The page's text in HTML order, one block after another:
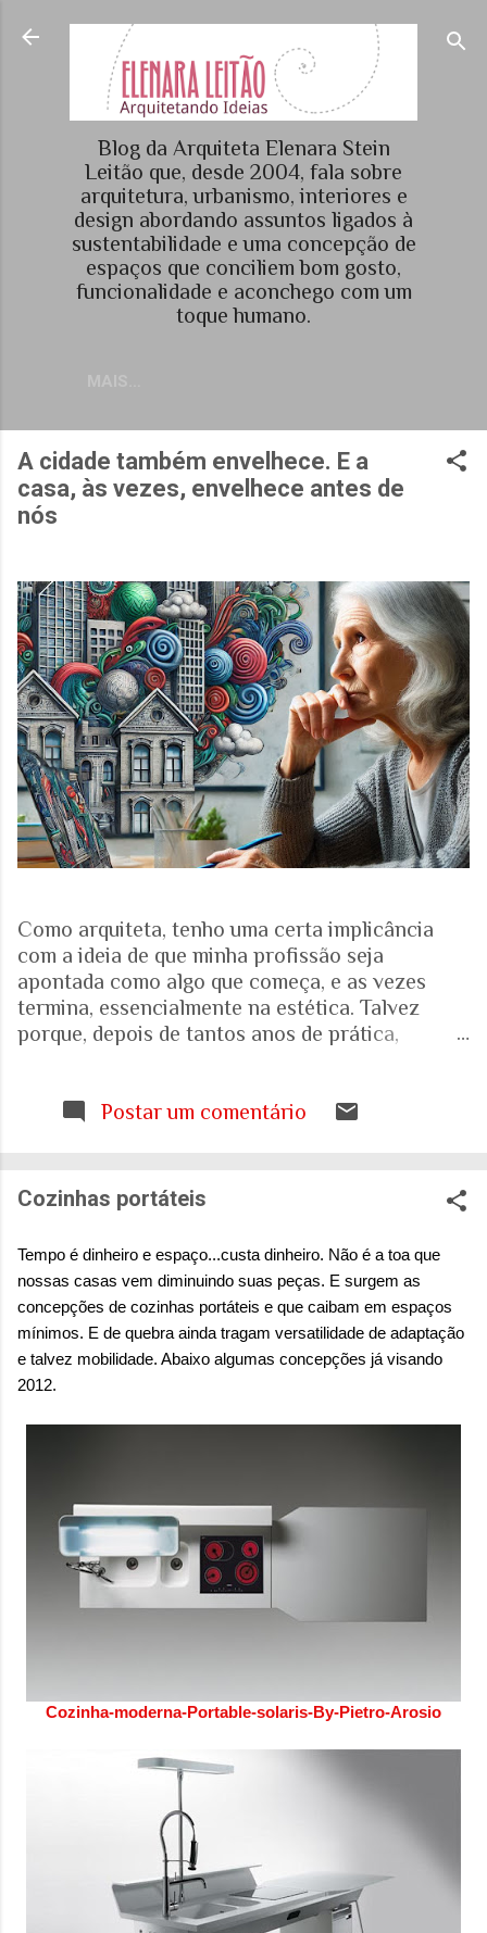
Pular para o conteúdo principal
Blog da Arquiteta Elenara Stein
Leitão que, desde 2004, fala sobre
arquitetura, urbanismo, interiores e
design abordando assuntos ligados à
sustentabilidade e uma concepção de
espaços que conciliem bom gosto,
funcionalidade e aconchego com um
toque humano.
A cidade também envelhece. E a
casa, às vezes, envelhece antes de
nós
Como arquiteta, tenho uma certa implicância
com a ideia de que minha profissão seja
apontada como algo que começa, e as vezes
termina, essencialmente na estética. Talvez
porque, depois de tantos anos de prática,
cada vez mais evidente para mim que uma porta,
aquilo que aparece nas fotografias dos
projetos. Quando falamos de envelhecimento,
mostra que o Brasil está envelhecendo
rapidamente. Aquela pirâmide etária que
aprendemos a desenhar nos livros de geografia
já não representa o país que temos. E ainda
estamos tentando entender o que isso significa
para as nossas casas, para as nossas cidades e
para o sistema de saúde. Eu costumo pensar que
maioria das p...
Postar um comentário
Cozinhas portáteis
Tempo é dinheiro e espaço...custa dinheiro. Não é a toa que
nossas casas vem diminuindo suas peças. E surgem as
concepções de cozinhas portáteis e que caibam em espaços
mínimos. E de quebra ainda tragam versatilidade de adaptação
e talvez mobilidade. Abaixo algumas concepções já visando
2012.
Cozinha-moderna-Portable-solaris-By-Pietro-Arosio